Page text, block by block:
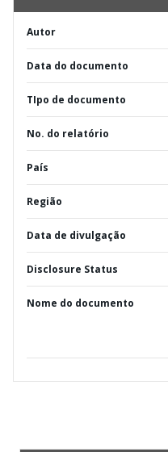
Autor
Data do documento
TIpo de documento
No. do relatório
País
Região
Data de divulgação
Disclosure Status
Nome do documento